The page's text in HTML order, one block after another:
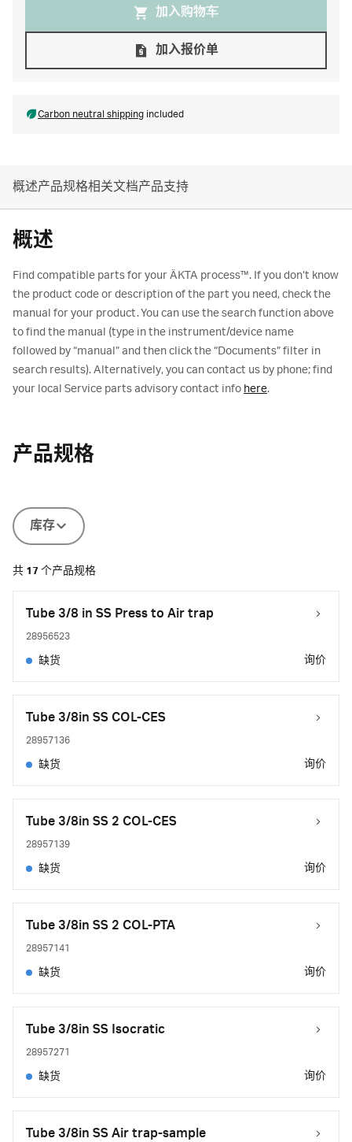
加入购物⻋
加入报价单
Carbon neutral shipping included
概述产品规格相关文档产品支持
概述
Find compatible parts for your ÄKTA process™. If you don’t know
the product code or description of the part you need, check the
manual for your product. You can use the search function above
to find the manual (type in the instrument/device name
followed by “manual” and then click the “Documents” filter in
search results). Alternatively, you can contact us by phone; find
your local Service parts advisory contact info here.
产品规格
库存
共 17 个产品规格
Tube 3/8 in SS Press to Air trap
28956523
缺货 询价
Tube 3/8in SS COL-CES
28957136
缺货 询价
Tube 3/8in SS 2 COL-CES
28957139
缺货 询价
Tube 3/8in SS 2 COL-PTA
28957141
缺货 询价
Tube 3/8in SS Isocratic
28957271
缺货 询价
Tube 3/8in SS Air trap-sample